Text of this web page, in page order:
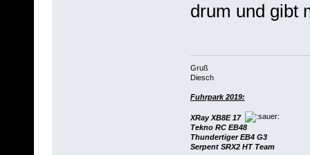
drum und gibt
Gruß
Diesch
Fuhrpark 2019:
XRay XB8E 17
Tekno RC EB48
Thundertiger EB4 G3
Serpent SRX2 HT Team